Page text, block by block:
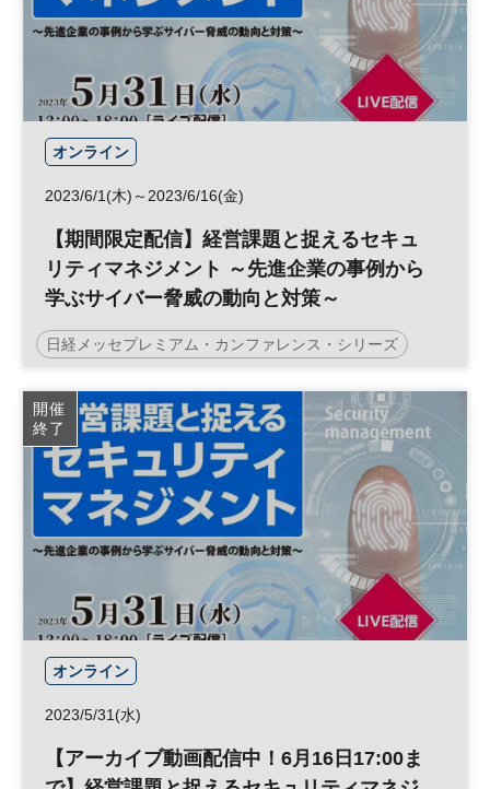
オンライン
2023/6/1(木)～2023/6/16(金)
【期間限定配信】経営課題と捉えるセキュ
リティマネジメント ～先進企業の事例から
学ぶサイバー脅威の動向と対策～
日経メッセプレミアム・カンファレンス・シリーズ
ランサムウェア ゼロトラスト セキュリティ
リスク管理 テレワーク リスクマネジメント
サイバー攻撃 参加無料
プレミアム・カンファレンス・シリーズ
開催
終了
オンライン
2023/5/31(水)
【アーカイブ動画配信中！6月16日17:00ま